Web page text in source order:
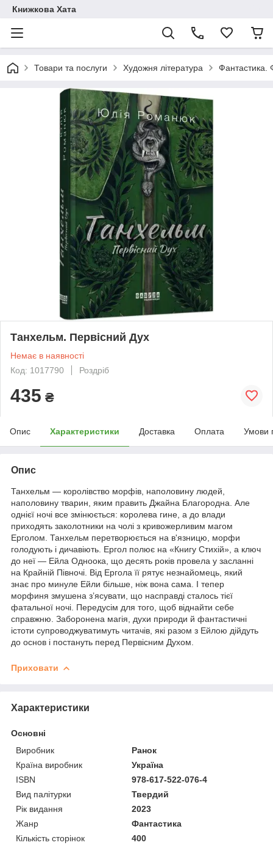
Книжкова Хата
Товари та послуги Художня література Фантастика.
Танхельм. Первісний Дух
Немає в наявності
Код: 1017790
Роздріб
435 ₴
Опис Характеристики Доставка Оплата Умови
Опис
Танхельм — королівство морфів, наполовину людей,
наполовину тварин, яким править Джайна Благородна. Але
однієї ночі все змінюється: королева гине, а до влади
приходять заколотники на чолі з кривожерливим магом
Ерголом. Танхельм перетворюється на в'язницю, морфи
голодують і дичавіють. Ергол полює на «Книгу Стихій», а ключ
до неї — Ейла Одноока, що десять років провела у засланні
на Крайній Півночі. Від Ергола її рятує незнайомець, який
знає про минуле Ейли більше, ніж вона сама. І тепер
морфиня змушена з’ясувати, що насправді сталось тієї
фатальної ночі. Передусім для того, щоб віднайти себе
справжню. Заборонена магія, духи природи й фантастичні
істоти супроводжуватимуть читачів, які разом з Ейлою дійдуть
до основ і постануть перед Первісним Духом.
Приховати
Характеристики
Основні
Виробник
Ранок
Країна виробник
Україна
ISBN
978-617-522-076-4
Вид палітурки
Твердий
Рік видання
2023
Жанр
Фантастика
Кількість сторінок
400